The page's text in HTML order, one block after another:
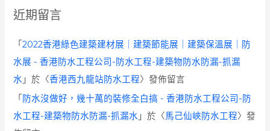
近期留言
「2022香港綠色建築建材展｜建築節能展｜建築保溫展｜防
水展 - 香港防水工程公司-防水工程-建築物防水防漏-抓漏
水 」於〈香港西九龍站防水工程〉發佈留言
「 防水沒做好，幾十萬的裝修全白搞 - 香港防水工程公司-防
水工程-建築物防水防漏-抓漏水 」於〈馬己仙峽防水工程〉發